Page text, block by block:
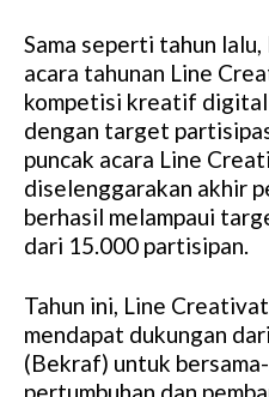
Sama seperti tahun
acara tahunan Line
kompetisi kreatif
dengan target
puncak acara Line
diselenggarakan akhir
berhasil melampaui
dari 15.000 partisipan.
Tahun ini, Line
mendapat dukungan
(Bekraf) untuk